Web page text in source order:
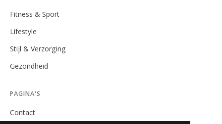
Fitness & Sport
Lifestyle
Stijl & Verzorging
Gezondheid
PAGINA'S
Contact